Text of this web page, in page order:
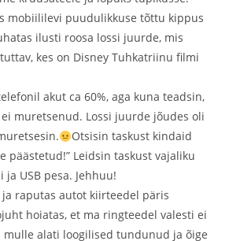
mobiililevi puudulikkuse tõttu kippus
ilusti roosa lossi juurde, mis
kes on Disney Tuhkatriinu filmi
akut ca 60%, aga kuna teadsin,
ei muretsenud. Lossi juurde jõudes oli
Otsisin taskust kindaid
päästetud!” Leidsin taskust vajaliku
USB pesa. Jehhuu!
raputas autot kiirteedel päris
hoiatas, et ma ringteedel valesti ei
mulle alati loogilised tundunud ja õige